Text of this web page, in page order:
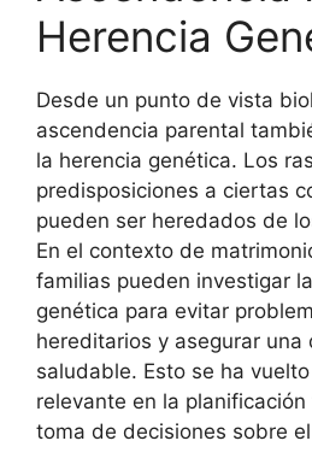
Herencia
Desde un punto de vista
ascendencia parental
la herencia genética. Los
predisposiciones a ciertas
pueden ser heredados de
En el contexto de
familias pueden investigar
genética para evitar
hereditarios y asegurar una
saludable. Esto se ha
relevante en la
toma de decisiones sobre